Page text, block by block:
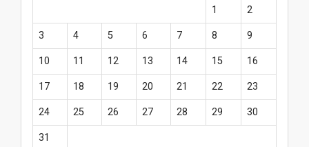
1 2
3 4 5 6 7 8 9
10 11 12 13 14 15 16
17 18 19 20 21 22 23
24 25 26 27 28 29 30
31